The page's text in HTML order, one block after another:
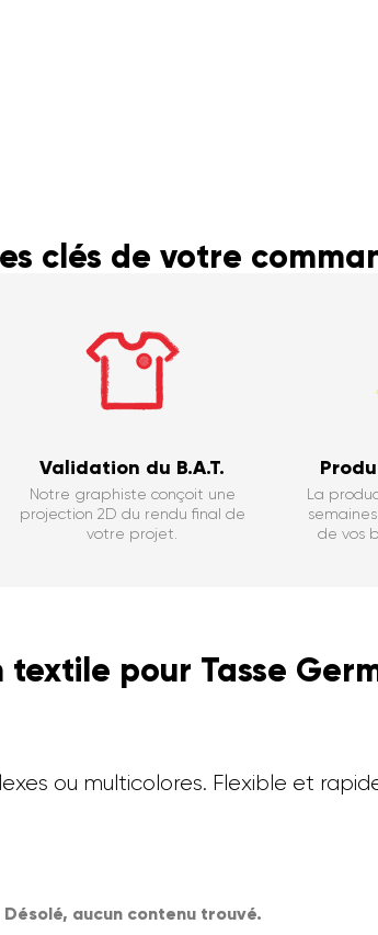
clés de votre
Validation du B.A.T.
Notre graphiste conçoit une
projection 2D du rendu final de
votre projet.
La
de vos
pour Tasse
ou multicolores. Flexible et
Désolé, aucun contenu trouvé.